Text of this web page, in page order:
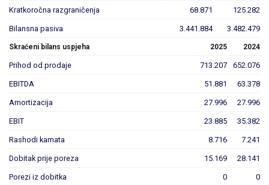
Kratkoročna razgraničenja 68.871 125.282
Bilansna pasiva 3.441.884 3.482.479
Skraćeni bilans uspjeha 2025 2024
Prihod od prodaje 713.207 652.076
EBITDA 51.881 63.378
Amortizacija 27.996 27.996
EBIT 23.885 35.382
Rashodi kamata 8.716 7.241
Dobitak prije poreza 15.169 28.141
Porezi iz dobitka 0 0